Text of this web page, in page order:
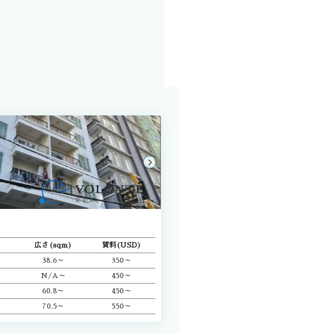
広さ(sqm) 賃料(USD)
38.6～ 350～
N/A～ 450～
60.8～ 450～
70.5～ 550～